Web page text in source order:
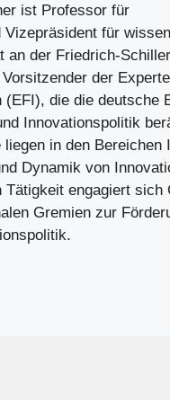
ist Professor für
für
an der Friedrich-
der
(EFI), die die deutsche
Innovationspolitik
in den Bereichen
Dynamik von
engagiert sich
Gremien zur